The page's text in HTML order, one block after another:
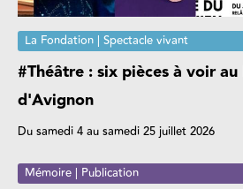
La Fondation | Spectacle vivant
#Théâtre : six pièces à voir
d'Avignon
Du samedi 4 au samedi 25 juillet 2026
Mémoire | Publication